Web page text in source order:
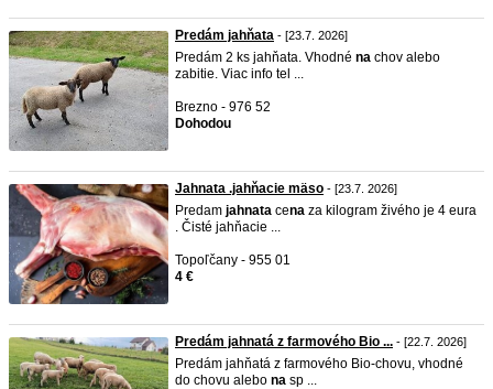
Predám jahňata - [23.7. 2026]
Predám 2 ks jahňata. Vhodné na chov alebo
zabitie. Viac info tel ...
Brezno - 976 52
Dohodou
Jahnata .jahňacie mäso - [23.7. 2026]
Predam jahnata cena za kilogram živého je 4 eura
. Čisté jahňacie ...
Topoľčany - 955 01
4 €
Predám jahnatá z farmového Bio ... - [22.7. 2026]
Predám jahňatá z farmového Bio-chovu, vhodné
do chovu alebo na sp ...